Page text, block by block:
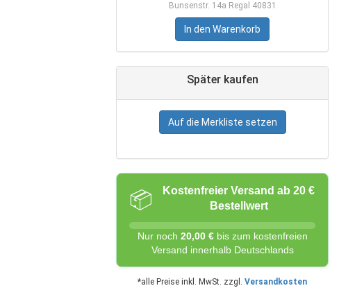
Bunsenstr. 14a Regal 40831
In den Warenkorb
Später kaufen
Auf die Merkliste setzen
📦
Kostenfreier Versand ab 20 €
Bestellwert
Nur noch 20,00 €bis zum kostenfreien
Versand innerhalb Deutschlands
*alle Preise inkl. MwSt. zzgl. Versandkosten